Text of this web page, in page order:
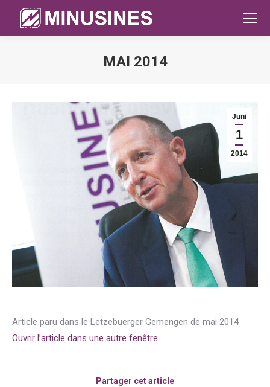
MAI 2014
Juni
1
2014
Article paru dans le Letzebuerger Gemengen de mai 2014
Ouvrir l’article dans une autre fenêtre
Partager cet article